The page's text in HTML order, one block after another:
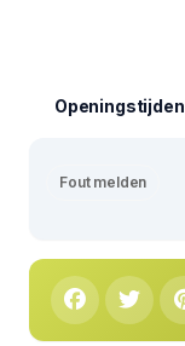
Openingstijden
Fout melden